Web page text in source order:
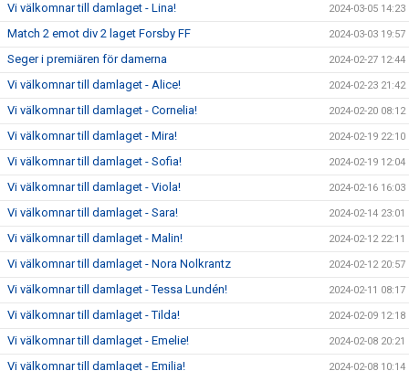
Vi välkomnar till damlaget - Lina! 2024-03-05 14:23
Match 2 emot div 2 laget Forsby FF 2024-03-03 19:57
Seger i premiären för damerna 2024-02-27 12:44
Vi välkomnar till damlaget - Alice! 2024-02-23 21:42
Vi välkomnar till damlaget - Cornelia! 2024-02-20 08:12
Vi välkomnar till damlaget - Mira! 2024-02-19 22:10
Vi välkomnar till damlaget - Sofia! 2024-02-19 12:04
Vi välkomnar till damlaget - Viola! 2024-02-16 16:03
Vi välkomnar till damlaget - Sara! 2024-02-14 23:01
Vi välkomnar till damlaget - Malin! 2024-02-12 22:11
Vi välkomnar till damlaget - Nora Nolkrantz 2024-02-12 20:57
Vi välkomnar till damlaget - Tessa Lundén! 2024-02-11 08:17
Vi välkomnar till damlaget - Tilda! 2024-02-09 12:18
Vi välkomnar till damlaget - Emelie! 2024-02-08 20:21
Vi välkomnar till damlaget - Emilia! 2024-02-08 10:14